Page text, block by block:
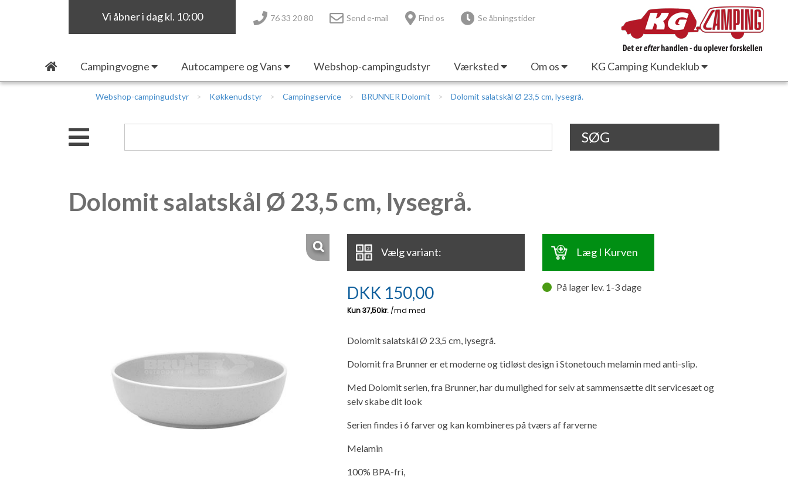
Vi åbner i dag kl. 10:00 76 33 20 80 Send e-mail Find os Se åbningstider
Campingvogne Autocampere og Vans Webshop-campingudstyr Værksted Om os KG Camping Kundeklub
Webshop-campingudstyr Køkkenudstyr Campingservice BRUNNER Dolomit Dolomit salatskål Ø 23,5 cm, lysegrå.
SØG
Dolomit salatskål Ø 23,5 cm, lysegrå.
Vælg variant: Læg I Kurven
DKK 150,00 På lager lev. 1-3 dage
Dolomit salatskål Ø 23,5 cm, lysegrå.
Dolomit fra Brunner er et moderne og tidløst design i Stonetouch melamin med anti-slip.
Med Dolomit serien, fra Brunner, har du mulighed for selv at sammensætte dit servicesæt og
selv skabe dit look
Serien findes i 6 farver og kan kombineres på tværs af farverne
Melamin
100% BPA-fri,